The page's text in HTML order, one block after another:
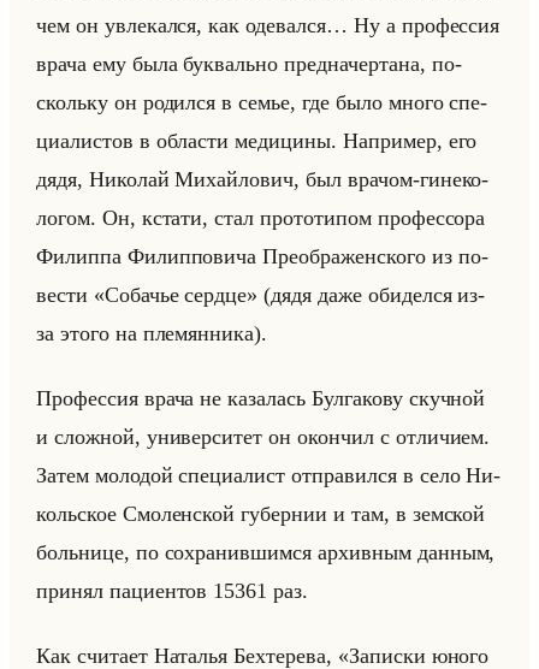
чем он увле­кал­ся, как оде­вал­ся… Ну а про­фес­сия
врача ему была бук­вально пред­на­чер­та­на, по­
скольку он ро­дил­ся в семье, где было много спе­
ци­али­стов в об­ла­сти ме­ди­ци­ны. На­при­мер, его
дядя, Ни­ко­лай Ми­хайло­вич, был вра­чом-ги­не­ко­
ло­гом. Он, кста­ти, стал про­то­ти­пом про­фес­со­ра
Фи­лип­па Фи­лип­по­ви­ча Пре­об­ра­жен­ско­го из по­
ве­сти «Собачье сердце» (дядя даже оби­дел­ся из-
за этого на пле­мян­ни­ка).
Про­фес­сия врача не ка­за­лась Бул­га­ко­ву скуч­ной
и слож­ной, уни­вер­си­тет он окон­чил с от­ли­чи­ем.
Затем мо­ло­дой спе­ци­алист от­пра­вил­ся в село Ни­
кольское Смо­лен­ской гу­бер­нии и там, в зем­ской
больни­це, по со­хра­нив­шим­ся ар­хив­ным дан­ным,
при­нял па­ци­ен­тов 15361 раз.
Как счи­та­ет На­та­лья Бех­те­ре­ва, «Записки юного